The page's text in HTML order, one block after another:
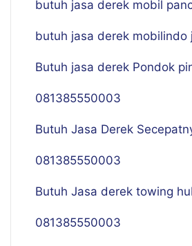
butuh jasa derek mobil
butuh jasa derek mobilindo
Butuh jasa derek Pondok
081385550003
Butuh Jasa Derek
081385550003
Butuh Jasa derek towing
081385550003